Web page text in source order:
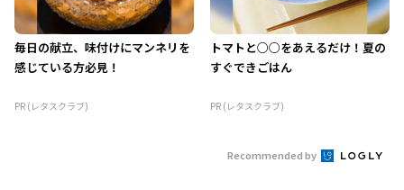
毎日の献立、味付けにマンネリを
感じている方必見！
PR (レタスクラブ)
トマトと○○をあえるだけ！夏の
すぐできごはん
PR (レタスクラブ)
Recommended by